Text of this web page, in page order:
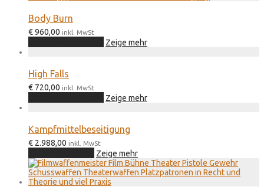
Optionen
werden
Body Burn
€960,00 inkl. MwSt
Zeige mehr
High Falls
€ 720,00 inkl. MwSt
Zeige mehr
Kampfmittelbeseitigung
€ 2.988,00 inkl. MwSt
Zeige mehr